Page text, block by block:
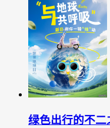
绿色出行的不